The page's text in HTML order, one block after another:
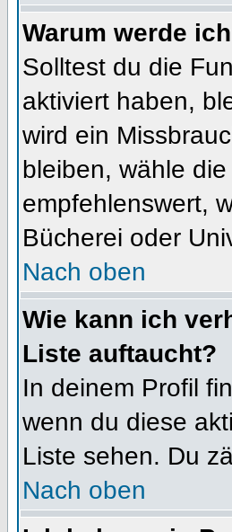
Warum werde
Solltest du die
aktiviert haben,
wird ein
bleiben, wähle
empfehlenswert,
Bücherei oder
Nach oben
Wie kann ich
Liste auftaucht?
In deinem Profil
wenn du diese
Liste sehen. Du
Nach oben